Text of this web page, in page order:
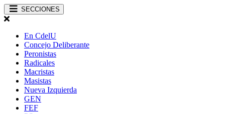
SECCIONES
En CdelU
Concejo Deliberante
Peronistas
Radicales
Macristas
Masistas
Nueva Izquierda
GEN
FEF